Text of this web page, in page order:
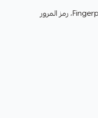
ثلاثية (بصمة الوجه Face Recognition، بصمة الإصبع Fingerprint، رمز المرور